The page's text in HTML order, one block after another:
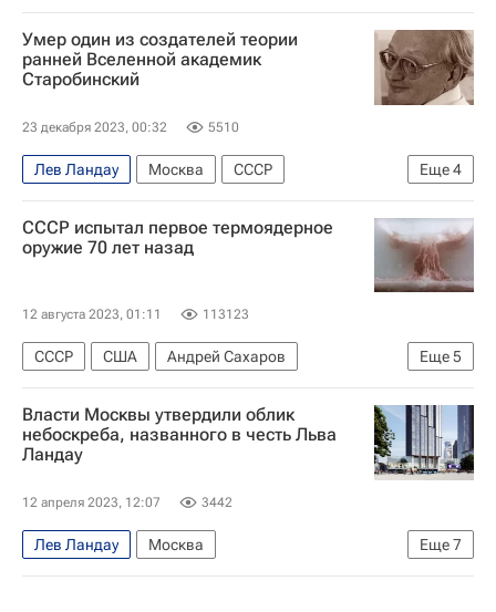
Умер один из создателей теории
ранней Вселенной академик
Старобинский
23 декабря 2023, 00:32 5510
Еще4
Лев Ландау Москва
СССР
Стивен Хокинг
Яков Зельдович
Российская академия наук
СССР испытал первое термоядерное
оружие 70 лет назад
12 августа 2023, 01:11 113123
Еще5
СССР США
Андрей Сахаров
Физический институт РАН
Курчатовский институт
Институт химической физики
Виталий Гинзбург
Игорь Тамм
Власти Москвы утвердили облик
небоскреба, названного в честь Льва
Ландау
12 апреля 2023, 12:07 3442
Еще7
Лев Ландау
Москва
Сергей Кузнецов (архитектор)
Сумма